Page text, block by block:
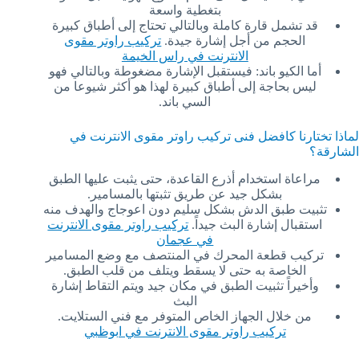
بتغطية واسعة
قد تشمل قارة كاملة وبالتالي تحتاج إلى أطباق كبيرة
الحجم من أجل إشارة جيدة. تركيب راوتر مقوى
الانترنت في راس الخيمة
أما الكيو باند: فيستقبل الإشارة مضغوطة وبالتالي فهو
ليس بحاجة إلى أطباق كبيرة لهذا هو أكثر شيوعا من
السي باند.
لماذا تختارنا كافضل فنى تركيب راوتر مقوى الانترنت في
الشارقة؟
مراعاة استخدام أذرع القاعدة، حتى يثبت عليها الطبق
بشكل جيد عن طريق تثبتها بالمسامير.
تثبيت طبق الدش بشكل سليم دون اعوجاج والهدف منه
استقبال إشارة البث جيداً. تركيب راوتر مقوى الانترنت
في عجمان
تركيب قطعة المحرك في المنتصف مع وضع المسامير
الخاصة به حتى لا يسقط ويتلف من قلب الطبق.
وأخيراً تثبيت الطبق في مكان جيد ويتم التقاط إشارة
البث
من خلال الجهاز الخاص المتوفر مع فني الستلايت.
تركيب راوتر مقوى الانترنت في ابوظبي